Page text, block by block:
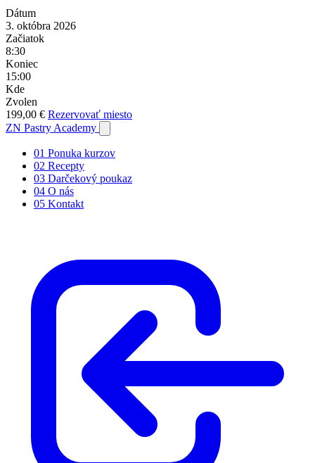
Dátum
3. októbra 2026
Začiatok
8:30
Koniec
15:00
Kde
Zvolen
199,00 € Rezervovať miesto
ZN Pastry Academy
01 Ponuka kurzov
02 Recepty
03 Darčekový poukaz
04 O nás
05 Kontakt